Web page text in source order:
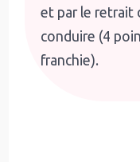
et par le retrait
conduire (4
franchie).